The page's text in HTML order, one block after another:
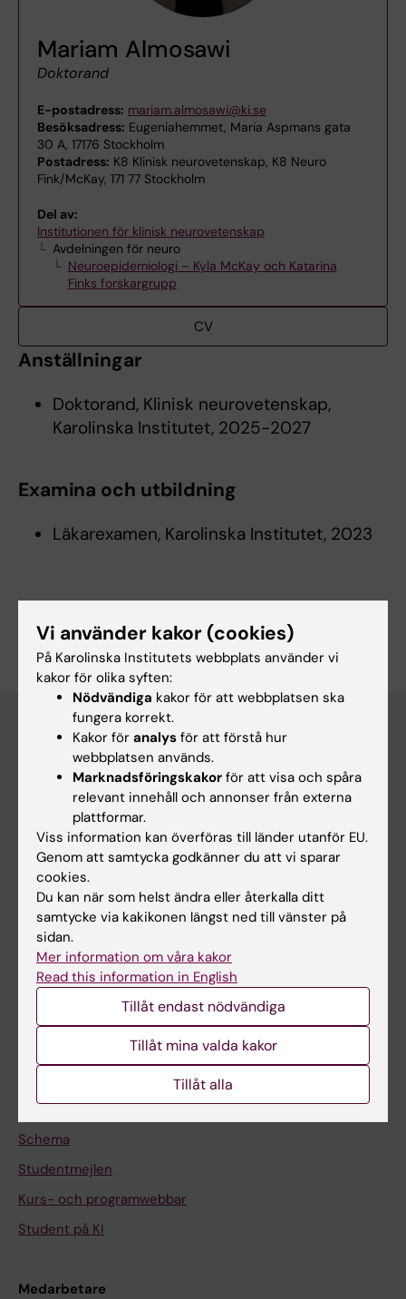
Mariam Almosawi
Doktorand
E-postadress: mariam.almosawi@ki.se
Besöksadress: Eugeniahemmet, Maria Aspmans gata
30 A, 17176 Stockholm
Postadress: K8 Klinisk neurovetenskap, K8 Neuro
Fink/McKay, 171 77 Stockholm
Del av:
Institutionen för klinisk neurovetenskap
Avdelningen för neuro
Neuroepidemiologi – Kyla McKay och Katarina
Finks forskargrupp
CV
Anställningar
Doktorand, Klinisk neurovetenskap,
Karolinska Institutet, 2025-2027
Examina och utbildning
Läkarexamen, Karolinska Institutet, 2023
Redigera din profil
Huvudmeny
Utbildning
Forskarutbildning
Forskning
Om KI
På gång
Nyheter
Canvas
Schema
Studentmejlen
Kurs- och programwebbar
Student på KI
Medarbetare
Vi använder kakor (cookies)
På Karolinska Institutets webbplats använder vi
kakor för olika syften:
Nödvändiga kakor för att webbplatsen ska
fungera korrekt.
Kakor för analys för att förstå hur
webbplatsen används.
Marknadsföringskakor för att visa och spåra
relevant innehåll och annonser från externa
plattformar.
Viss information kan överföras till länder utanför EU.
Genom att samtycka godkänner du att vi sparar
cookies.
Du kan när som helst ändra eller återkalla ditt
samtycke via kakikonen längst ned till vänster på
sidan.
Mer information om våra kakor
Read this information in English
Tillåt endast nödvändiga
Tillåt mina valda kakor
Tillåt alla